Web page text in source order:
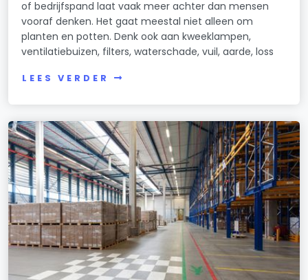
of bedrijfspand laat vaak meer achter dan mensen
vooraf denken. Het gaat meestal niet alleen om
planten en potten. Denk ook aan kweeklampen,
ventilatiebuizen, filters, waterschade, vuil, aarde, loss
LEES VERDER